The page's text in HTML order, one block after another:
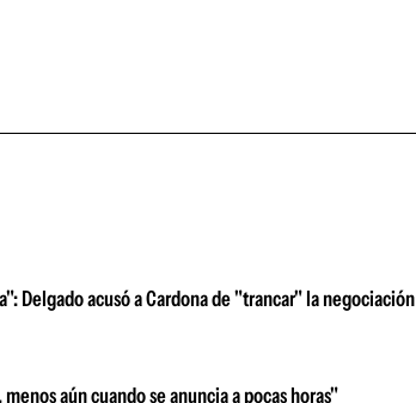
Delgado acusó a Cardona de "trancar" la negociación
aún cuando se anuncia a pocas horas"